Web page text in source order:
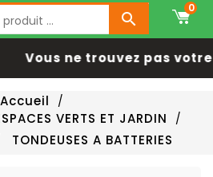

0
Vous ne trouvez pas votre
Accueil
VERTS ET JARDIN
TONDEUSES A BATTERIES